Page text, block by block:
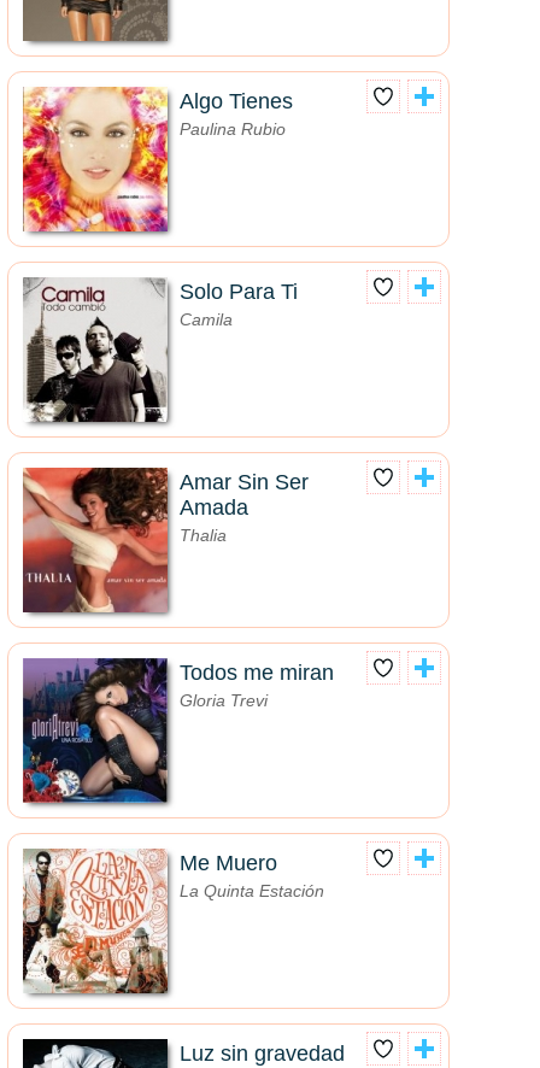
Algo Tienes
Paulina Rubio
Solo Para Ti
Camila
Amar Sin Ser
Amada
Thalia
Todos me miran
Gloria Trevi
Me Muero
La Quinta Estación
Luz sin gravedad